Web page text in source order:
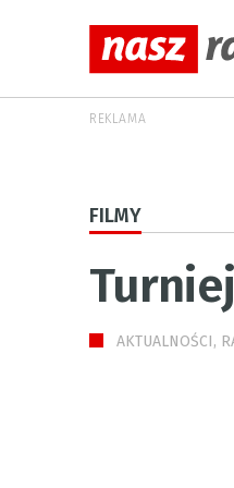
REKLAMA
FILMY
AKTUALNOŚCI,